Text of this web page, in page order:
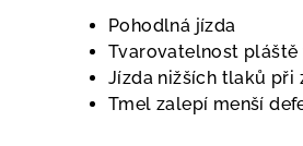
Pohodlná jízda
Tvarovatelnost pláště
Jízda nižších tlaků při
Tmel zalepí menší